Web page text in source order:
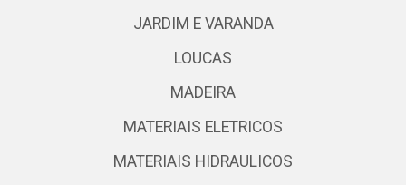
JARDIM E VARANDA
LOUCAS
MADEIRA
MATERIAIS ELETRICOS
MATERIAIS HIDRAULICOS